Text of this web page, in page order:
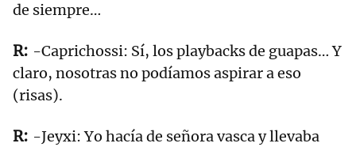
de siempre…
-Caprichossi: Sí, los playbacks de guapas… Y
claro, nosotras no podíamos aspirar a eso
(risas).
-Jeyxi: Yo hacía de señora vasca y llevaba